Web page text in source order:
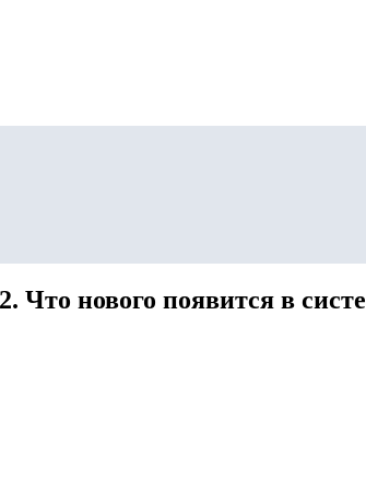
нового появится в